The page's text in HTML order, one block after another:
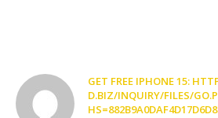
GET FREE IPHONE 15:
D.BIZ/INQUIRY/FILES/